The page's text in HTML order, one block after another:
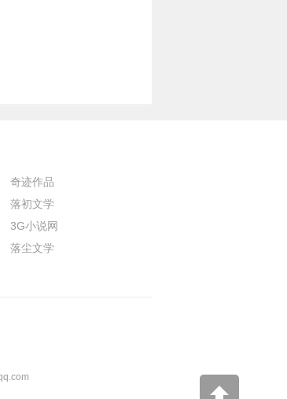
奇迹作品
落初文学
3G小说网
落尘文学